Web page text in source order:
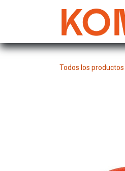
Todos los productos